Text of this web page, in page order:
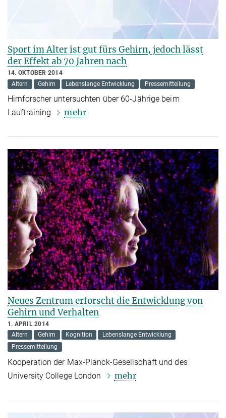
Sport im Alter ist gut fürs Gehirn, jedoch lässt
der Effekt ab 70 Jahren nach
14. OKTOBER 2014
Altern
Gehirn Lebenslange Entwicklung Pressemitteilung
Hirnforscher untersuchten über 60-Jährige beim
Lauftraining
mehr
Neues Zentrum erforscht die Entwicklung von
Gehirn und Verhalten
1. APRIL 2014
Altern
Gehirn Kognition
Lebenslange Entwicklung
Pressemitteilung
Kooperation der Max-Planck-Gesellschaft und des
University College London
mehr